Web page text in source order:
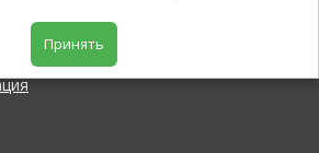
Принять